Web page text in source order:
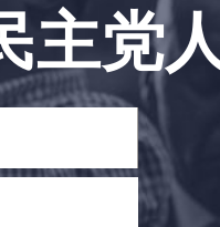
主党